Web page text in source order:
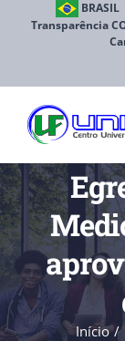
BRASIL
Transparência
Início